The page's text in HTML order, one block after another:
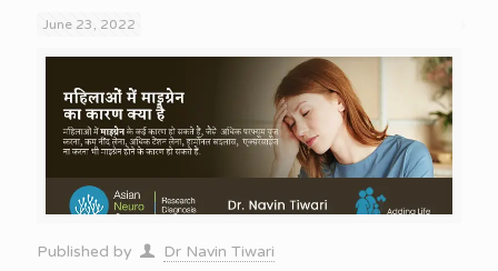
June 23, 2022
Published by Dr Navin Tiwari